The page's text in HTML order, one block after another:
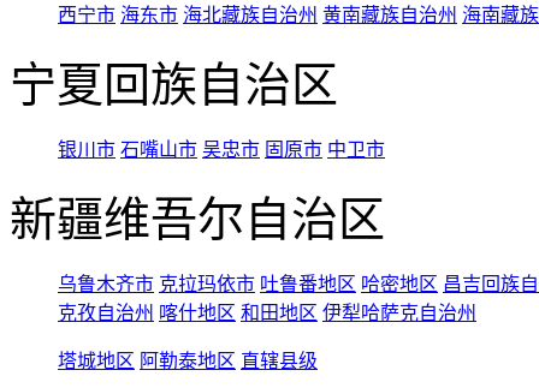
西宁市 海东市 海北藏族自治州 黄南藏族自治州 海南藏
宁夏回族自治区
银川市 石嘴山市 吴忠市 固原市 中卫市
新疆维吾尔自治区
乌鲁木齐市 克拉玛依市 吐鲁番地区 哈密地区 昌吉回族
克孜自治州 喀什地区 和田地区 伊犁哈萨克自治州
塔城地区 阿勒泰地区 直辖县级